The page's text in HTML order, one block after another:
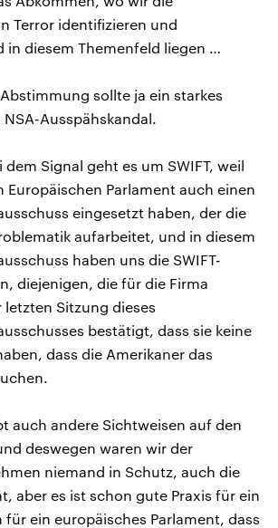
Terror identifizieren und
in diesem Themenfeld liegen …
sollte ja ein starkes
Ausspähskandal.
dem Signal geht es um SWIFT, weil
Europäischen Parlament auch einen
eingesetzt haben, der die
aufarbeitet, und in diesem
haben uns die SWIFT-
diejenigen, die für die Firma
Sitzung dieses
bestätigt, dass sie keine
dass die Amerikaner das
auch andere Sichtweisen auf den
deswegen waren wir der
niemand in Schutz, auch die
aber es ist schon gute Praxis für ein
für ein europäisches Parlament, dass